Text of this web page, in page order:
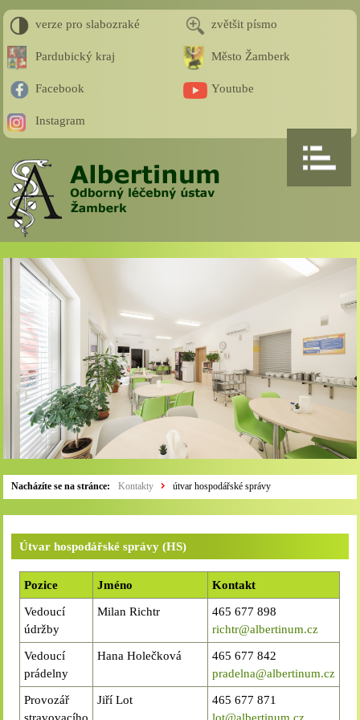
verze pro slabozraké zvětšit písmo
Pardubický kraj Město Žamberk
Facebook Youtube
Instagram
Nacházíte se na stránce: Kontakty útvar hospodářské správy
Útvar hospodářské správy (HS)
Pozice Jméno Kontakt
Vedoucí
údržby
Milan Richtr
465 677 898
richtr@albertinum.cz
Vedoucí
prádelny
Hana Holečková
465 677 842
pradelna@albertinum.cz
Provozář
Jiří Lot
465 677 871